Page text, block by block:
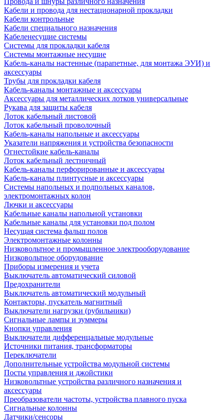
Кабели и провода для нестационарной прокладки
Кабели контрольные
Кабели специального назначения
Кабеленесущие системы
Системы для прокладки кабеля
Системы монтажные несущие
Кабель-каналы настенные (парапетные, для монтажа ЭУИ) и
аксессуары
Трубы для прокладки кабеля
Кабель-каналы монтажные и аксессуары
Аксессуары для металлических лотков универсальные
Рукава для защиты кабеля
Лоток кабельный листовой
Лоток кабельный проволочный
Кабель-каналы напольные и аксессуары
Указатели напряжения и устройства безопасности
Огнестойкие кабель-каналы
Лоток кабельный лестничный
Кабель-каналы перфорированные и аксессуары
Кабель-каналы плинтусные и аксессуары
Системы напольных и подпольных каналов,
электромонтажных колон
Лючки и аксессуары
Кабельные каналы напольной установки
Кабельные каналы для установки под полом
Несущая система фальш полов
Электромонтажные колонны
Низковольтное и промышленное электрооборудование
Низковольтное оборудование
Приборы измерения и учета
Выключатель автоматический силовой
Предохранители
Выключатель автоматический модульный
Контакторы, пускатель магнитный
Выключатели нагрузки (рубильники)
Сигнальные лампы и зуммеры
Кнопки управления
Выключатели дифференцальные модульные
Источники питания, трансформаторы
Переключатели
Дополнительные устройства модульной системы
Посты управления и джойстики
Низковольтные устройства различного назначения и
аксессуары
Преобразователи частоты, устройства плавного пуска
Сигнальные колонны
Датчики/сенсоры